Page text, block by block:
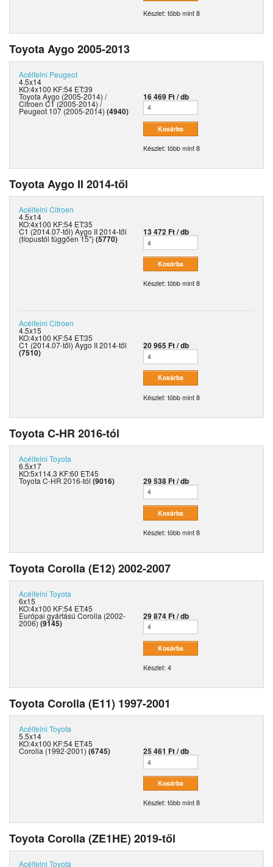
Készlet: több mint 8
Toyota Aygo 2005-2013
Acélfelni Peugeot
4.5x14
KO:4x100 KF:54 ET:39
Toyota Aygo (2005-2014) /
Citroen C1 (2005-2014) /
Peugeot 107 (2005-2014) (4940)
16 469 Ft / db
Készlet: több mint 8
Toyota Aygo II 2014-től
Acélfelni Citroen
4.5x14
KO:4x100 KF:54 ET:35
C1 (2014.07-től) Aygo II 2014-től
(tíopustól függően 15") (5770)
13 472 Ft / db
Készlet: több mint 8
Acélfelni Citroen
4.5x15
KO:4x100 KF:54 ET:35
C1 (2014.07-től) Aygo II 2014-től
(7510)
20 965 Ft / db
Készlet: több mint 8
Toyota C-HR 2016-tól
Acélfelni Toyota
6.5x17
KO:5x114.3 KF:60 ET:45
Toyota C-HR 2016-tól (9016) 29 538 Ft / db
Készlet: több mint 8
Toyota Corolla (E12) 2002-2007
Acélfelni Toyota
6x15
KO:4x100 KF:54 ET:45
Európai gyártású Corolla (2002-
2006) (9145)
29 874 Ft / db
Készlet: 4
Toyota Corolla (E11) 1997-2001
Acélfelni Toyota
5.5x14
KO:4x100 KF:54 ET:45
Corolla (1992-2001) (6745) 25 461 Ft / db
Készlet: több mint 8
Toyota Corolla (ZE1HE) 2019-től
Acélfelni Toyota